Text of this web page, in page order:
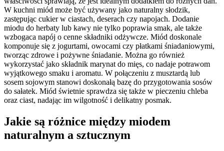
W kuchni miód może być używany jako naturalny słodzik,
zastępując cukier w ciastach, deserach czy napojach. Dodanie
miodu do herbaty lub kawy nie tylko poprawia smak, ale także
wzbogaca napój o cenne składniki odżywcze. Miód doskonale
komponuje się z jogurtami, owocami czy płatkami śniadaniowymi,
tworząc zdrowe i pożywne śniadanie. Można go również
wykorzystać jako składnik marynat do mięs, co nadaje potrawom
wyjątkowego smaku i aromatu. W połączeniu z musztardą lub
sosem sojowym stanowi doskonałą bazę do przygotowania sosów
do sałatek. Miód świetnie sprawdza się także w pieczeniu chleba
oraz ciast, nadając im wilgotność i delikatny posmak.
Jakie są różnice między miodem
naturalnym a sztucznym